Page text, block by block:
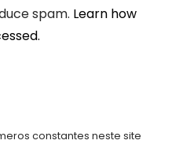
spam. Learn how
constantes neste site